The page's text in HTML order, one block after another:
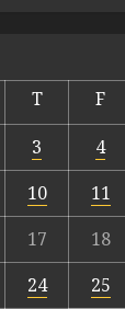
T F
3 4
10 11
17 18
24 25